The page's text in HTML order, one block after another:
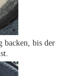
backen, bis der